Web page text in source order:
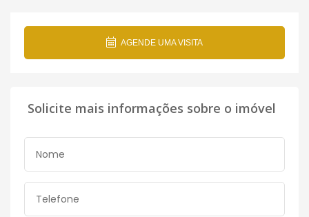
AGENDE UMA VISITA
Solicite mais informações sobre o imóvel